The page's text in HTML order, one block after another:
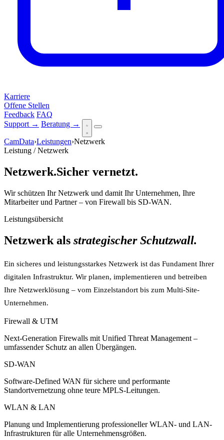
Karriere
Offene Stellen
Feedback FAQ
Support → Beratung →
CamData›Leistungen›Netzwerk
Leistung / Netzwerk
Netzwerk.Sicher vernetzt.
Wir schützen Ihr Netzwerk und damit Ihr Unternehmen, Ihre
Mitarbeiter und Partner – von Firewall bis SD-WAN.
Leistungsübersicht
Netzwerk als strategischer Schutzwall.
Ein sicheres und leistungsstarkes Netzwerk ist das Fundament Ihrer
digitalen Infrastruktur. Wir planen, implementieren und betreiben
Ihre Netzwerklösung – vom Einzelstandort bis zum Multi-Site-
Unternehmen.
Firewall & UTM
Next-Generation Firewalls mit Unified Threat Management –
umfassender Schutz an allen Übergängen.
SD-WAN
Software-Defined WAN für sichere und performante
Standortvernetzung ohne teure MPLS-Leitungen.
WLAN & LAN
Planung und Implementierung professioneller WLAN- und LAN-
Infrastrukturen für alle Unternehmensgrößen.